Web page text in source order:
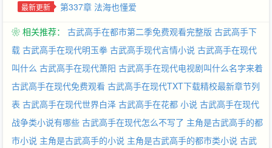
最新更新 第337章 法海也懂爱
❀ 相关推荐： 古武高手在都市第二季免费观看完整版 古武高手下
载 古武高手在现代明玉拳 古武高手现代言情小说 古武高手在现代
叫什么 古武高手在现代萧阳 古武高手在现代电视剧叫什么名字来着
古武高手在现代免费观看 古武高手在现代TXT下载精校最新章节列
表 古武高手在现代世界白泽 古武高手在花都 小说 古武高手在现代
战争类小说有哪些 古武高手在现代怎么不写了 主角是古武高手的都
市小说 主角是古武高手的小说 主角是古武高手的都市类小说 古武